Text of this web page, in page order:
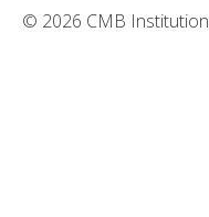
© 2026 CMB Institution